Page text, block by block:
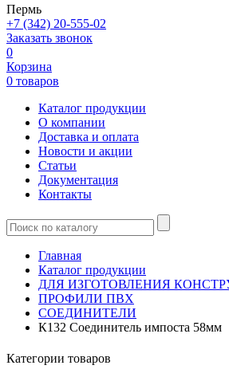
Пермь
+7 (342) 20-555-02
Заказать звонок
0
Корзина
0 товаров
Каталог продукции
О компании
Доставка и оплата
Новости и акции
Статьи
Документация
Контакты
Главная
Каталог продукции
ДЛЯ ИЗГОТОВЛЕНИЯ
ПРОФИЛИ ПВХ
СОЕДИНИТЕЛИ
К132 Соединитель импоста 58мм
Категории товаров